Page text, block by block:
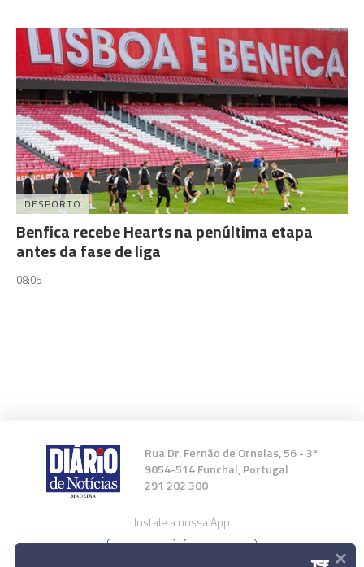
DESPORTO
Benfica recebe Hearts na penúltima etapa
antes da fase de liga
08:05
Rua Dr. Fernão de Ornelas, 56 - 3º
9054-514 Funchal, Portugal
291 202 300
Instale a nossa App
×